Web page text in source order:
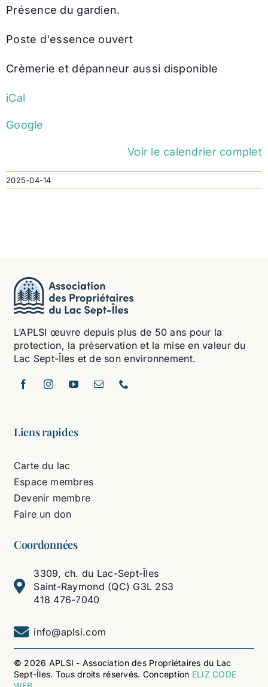
20h
Crèmerie
dépanneur
Présence du gardien.
Poste d'essence ouvert
Crèmerie et dépanneur aussi disponible
iCal
Google
Voir le calendrier complet
2025-04-14
L’APLSI œuvre depuis plus de 50 ans pour la
protection, la préservation et la mise en valeur du
Lac Sept-Îles et de son environnement.
Liens rapides
Carte du lac
Espace membres
Devenir membre
Faire un don
Coordonnées
3309, ch. du Lac-Sept-Îles
Saint-Raymond (QC) G3L 2S3
418 476-7040
info@aplsi.com
© 2026 APLSI - Association des Propriétaires du Lac
Sept-Îles. Tous droits réservés. Conception ELIZ CODE